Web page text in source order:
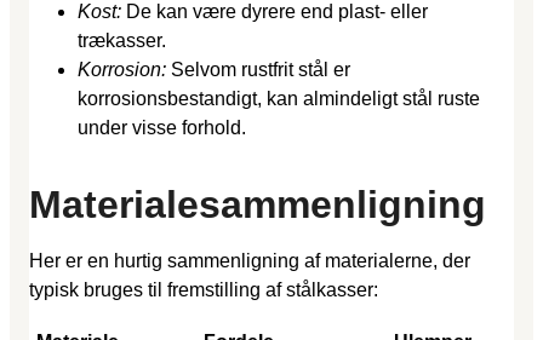
Kost: De kan være dyrere end plast- eller
trækasser.
Korrosion: Selvom rustfrit stål er
korrosionsbestandigt, kan almindeligt stål ruste
under visse forhold.
Materialesammenligning
Her er en hurtig sammenligning af materialerne, der
typisk bruges til fremstilling af stålkasser: